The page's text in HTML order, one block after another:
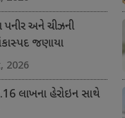
અને ચીઝની
જણાયા
2026
લાખના હેરોઇન સાથે